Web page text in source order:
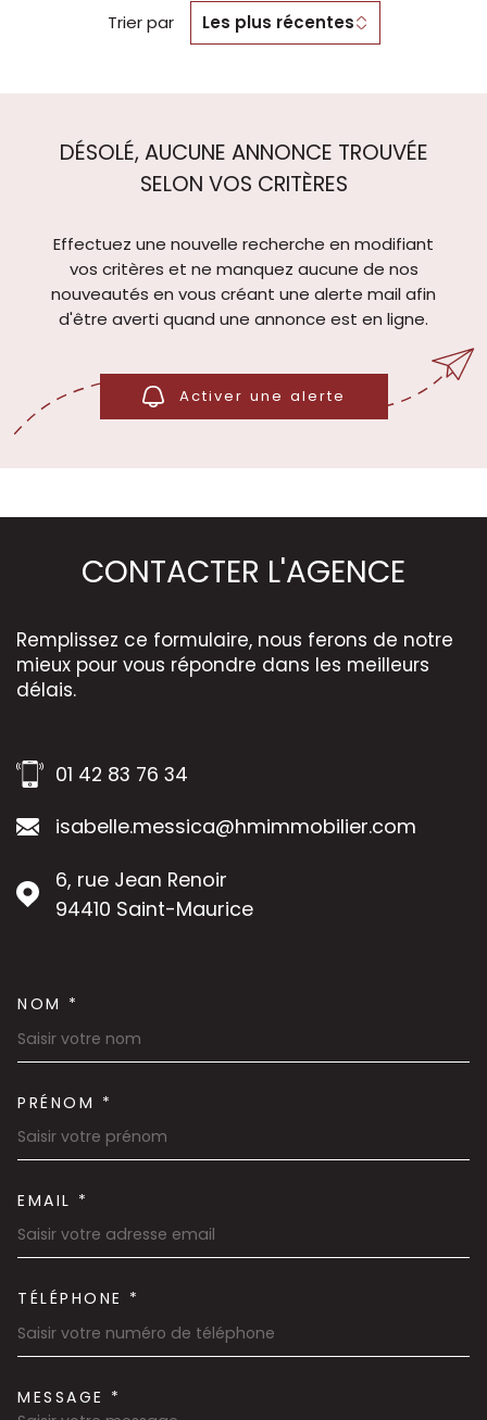
Trier par Les plus récentes
DÉSOLÉ, AUCUNE ANNONCE TROUVÉE
SELON VOS CRITÈRES
Effectuez une nouvelle recherche en modifiant
vos critères et ne manquez aucune de nos
nouveautés en vous créant une alerte mail afin
d'être averti quand une annonce est en ligne.
Activer une alerte
CONTACTER L'AGENCE
Remplissez ce formulaire, nous ferons de notre
mieux pour vous répondre dans les meilleurs
délais.
01 42 83 76 34
isabelle.messica@hmimmobilier.com
6, rue Jean Renoir
94410
Saint-Maurice
NOM *
PRÉNOM *
EMAIL *
TÉLÉPHONE *
MESSAGE *